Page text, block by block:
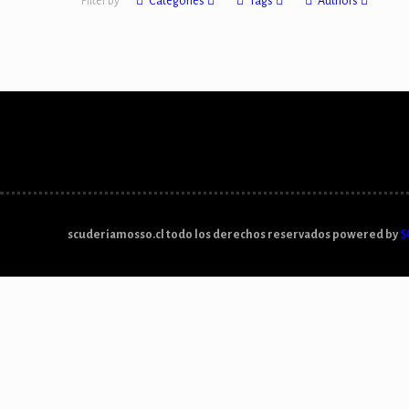
scuderiamosso.cl todo los derechos reservados powered by